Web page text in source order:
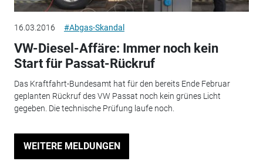
16.03.2016 #Abgas-Skandal
VW-Diesel-Affäre: Immer noch kein
Start für Passat-Rückruf
Das Kraftfahrt-Bundesamt hat für den bereits Ende Februar
geplanten Rückruf des VW Passat noch kein grünes Licht
gegeben. Die technische Prüfung laufe noch.
WEITERE MELDUNGEN